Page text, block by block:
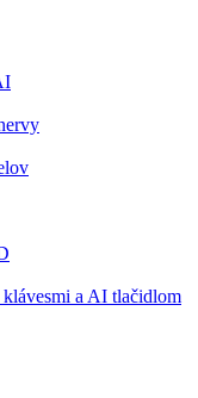
a AI tlačidlom